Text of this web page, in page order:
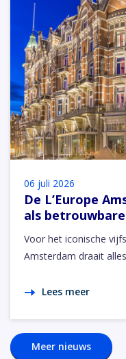
06 juli 2026
De L’Europe
als
Voor het iconische
Amsterdam draait
Lees meer
Meer nieuws